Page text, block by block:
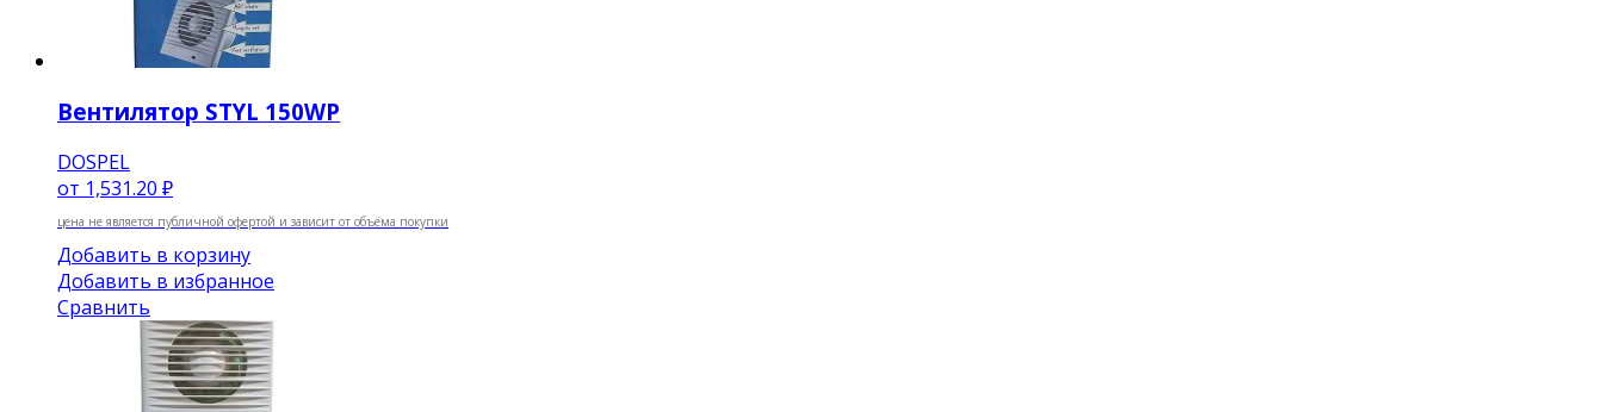
Вентилятор STYL 150WP
DOSPEL
от 1,531.20 ₽
цена не является публичной офертой и зависит от объёма покупки
Добавить в корзину
Добавить в избранное
Сравнить